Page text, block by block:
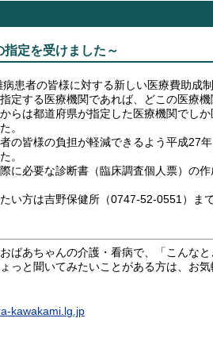
指定を受けました～
患者の皆様に対する新しい医療費助成
定する医療機関であれば、どこの医療
らは都道府県が指定した医療機関でし
。
の皆様の負担が軽減できるよう平成27
。
に必要な診断書（臨床調査個人票）の
い方は吉野保健所（0747-52-0551）ま
ばあちゃんの介護・看病で、「こんな
っと聞いてみたいことがある方は、お
kawakami.lg.jp